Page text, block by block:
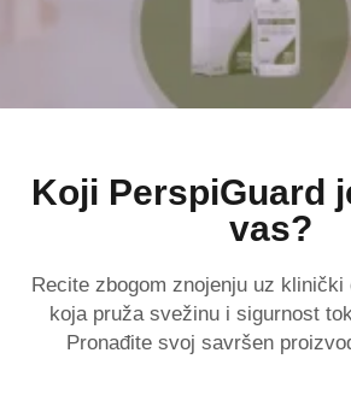
Koji PerspiGuard
vas?
Recite zbogom znojenju uz klinički
koja pruža svežinu i sigurnost
Pronađite svoj savršen